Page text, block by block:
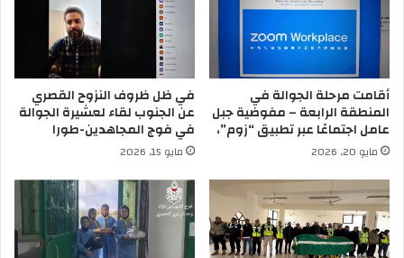
أقامت مرحلة الجوالة في
المنطقة الرابعة – مفوضية جبل
عامل اجتماعًا عبر تطبيق “زوم”،
مايو 20, 2026
في ظل ظروف النزوح القصري
عن الجنوب لقاء لعشيرة الجوالة
في فوج المجاهدين-طورا
مايو 15, 2026